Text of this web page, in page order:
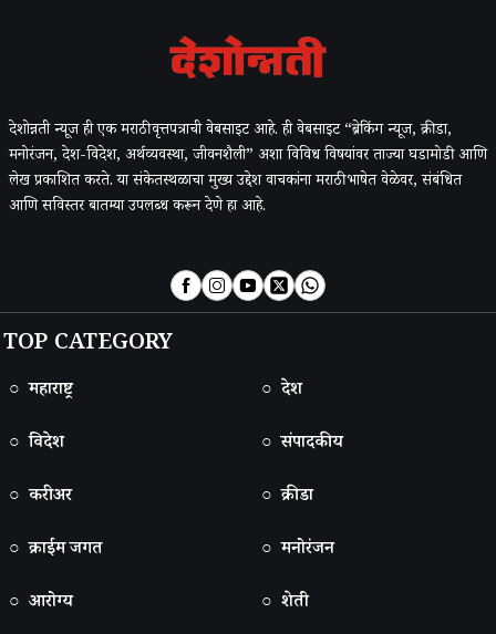
देशोन्नती न्यूज ही एक मराठी वृत्तपत्राची वेबसाइट आहे. ही वेबसाइट “ब्रेकिंग न्यूज, क्रीडा,
मनोरंजन, देश-विदेश, अर्थव्यवस्था, जीवनशैली” अशा विविध विषयांवर ताज्या घडामोडी आणि
लेख प्रकाशित करते. या संकेतस्थळाचा मुख्य उद्देश वाचकांना मराठी भाषेत वेळेवर, संबंधित
आणि सविस्तर बातम्या उपलब्ध करून देणे हा आहे.
TOP CATEGORY
○ महाराष्ट्र
○ देश
○ विदेश
○ संपादकीय
○ करीअर
○ क्रीडा
○ क्राईम जगत
○ मनोरंजन
○ आरोग्य
○ शेती